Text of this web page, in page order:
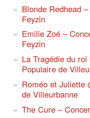
Blonde Redhead
Feyzin
Emilie Zoé –
Feyzin
La Tragédie du
Populaire de
Roméo et Juliette
de Villeurbanne
The Cure –